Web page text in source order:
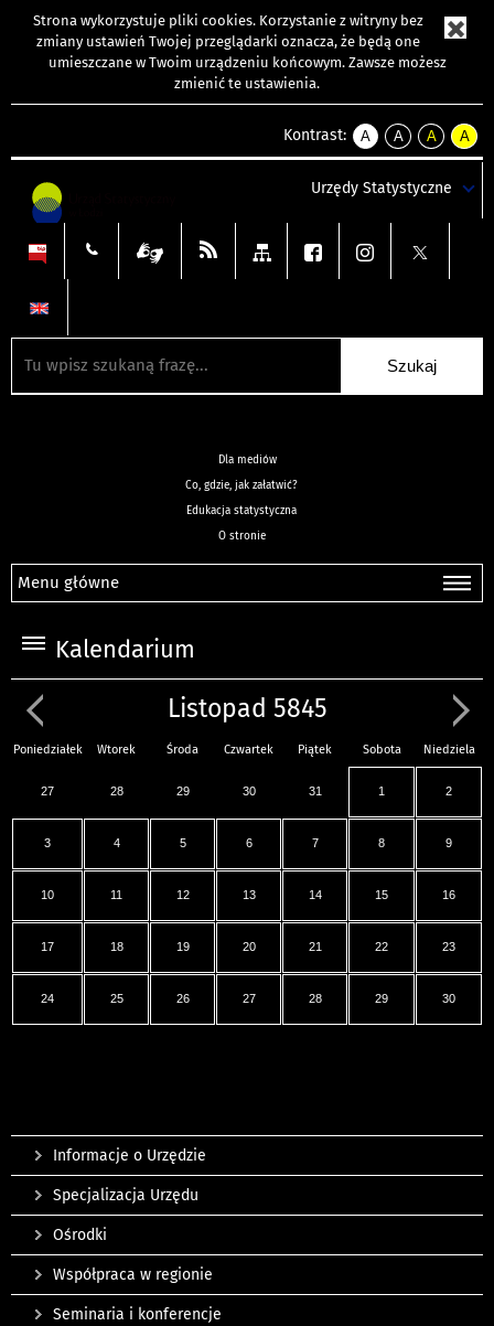
Strona wykorzystuje pliki cookies. Korzystanie z witryny bez
zmiany ustawień Twojej przeglądarki oznacza, że będą one
umieszczane w Twoim urządzeniu końcowym. Zawsze możesz
zmienić te ustawienia.
Kontrast:
A
kontrast
A
kontrast
tekst
czarnym
A
kontrast
tekst
czarnym
A
tekst
żółtym
Urzędy Statystyczne
Dla mediów
Co, gdzie, jak załatwić?
Edukacja statystyczna
O stronie
Menu główne
Kalendarium
Listopad 5845
Poniedziałek Wtorek Środa Czwartek Piątek Sobota Niedziela
27 28 29 30 31 1 2
3 4 5 6 7 8 9
10 11 12 13 14 15 16
17 18 19 20 21 22 23
24 25 26 27 28 29 30
Informacje o Urzędzie
Specjalizacja Urzędu
Ośrodki
Współpraca w regionie
Seminaria i konferencje